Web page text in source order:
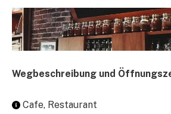
Wegbeschreibung und
Cafe, Restaurant